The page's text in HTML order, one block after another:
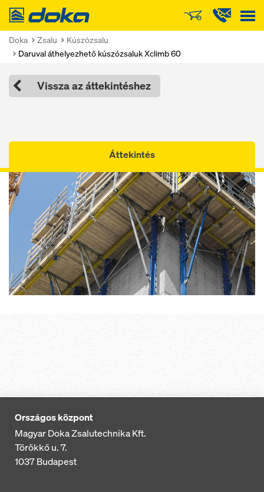
Doka
Doka Zsalu
Kúszózsalu
Daruval áthelyezhető kúszózsaluk Xclimb 60
Vissza az áttekintéshez
Áttekintés
Országos központ
Magyar Doka Zsalutechnika Kft.
Törökkő u. 7.
1037Budapest